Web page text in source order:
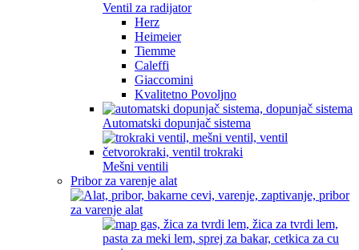
Ventil za radijator
Herz
Heimeier
Tiemme
Caleffi
Giaccomini
Kvalitetno Povoljno
Automatski dopunjač sistema
Mešni ventili
Pribor za varenje alat